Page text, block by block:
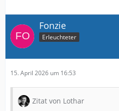
Fonzie
Erleuchteter
15. April 2026 um 16:53
Zitat von Lothar